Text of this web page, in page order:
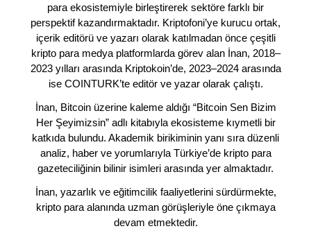
para ekosistemiyle birleştirerek sektöre farklı bir
perspektif kazandırmaktadır. Kriptofoni’ye kurucu ortak,
içerik editörü ve yazarı olarak katılmadan önce çeşitli
kripto para medya platformlarda görev alan İnan, 2018–
2023 yılları arasında Kriptokoin’de, 2023–2024 arasında
ise COINTURK’te editör ve yazar olarak çalıştı.
İnan, Bitcoin üzerine kaleme aldığı “Bitcoin Sen Bizim
Her Şeyimizsin” adlı kitabıyla ekosisteme kıymetli bir
katkıda bulundu. Akademik birikiminin yanı sıra düzenli
analiz, haber ve yorumlarıyla Türkiye’de kripto para
gazeteciliğinin bilinir isimleri arasında yer almaktadır.
İnan, yazarlık ve eğitimcilik faaliyetlerini sürdürmekte,
kripto para alanında uzman görüşleriyle öne çıkmaya
devam etmektedir.